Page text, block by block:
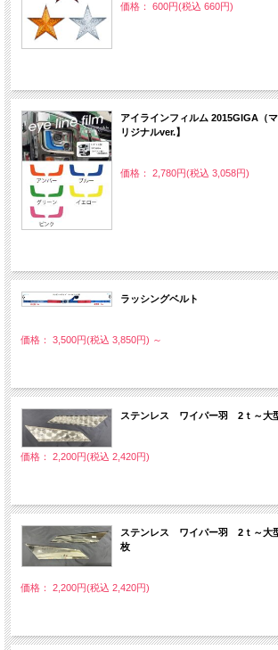
価格： 600円(税込 660円)
アイラインフィルム 2015GIGA（
リジナルver.】
価格： 2,780円(税込 3,058円)
ラッシングベルト
価格： 3,500円(税込 3,850円) ～
ステンレス ワイパー羽 2ｔ～
価格： 2,200円(税込 2,420円)
ステンレス ワイパー羽 2ｔ～
枚
価格： 2,200円(税込 2,420円)